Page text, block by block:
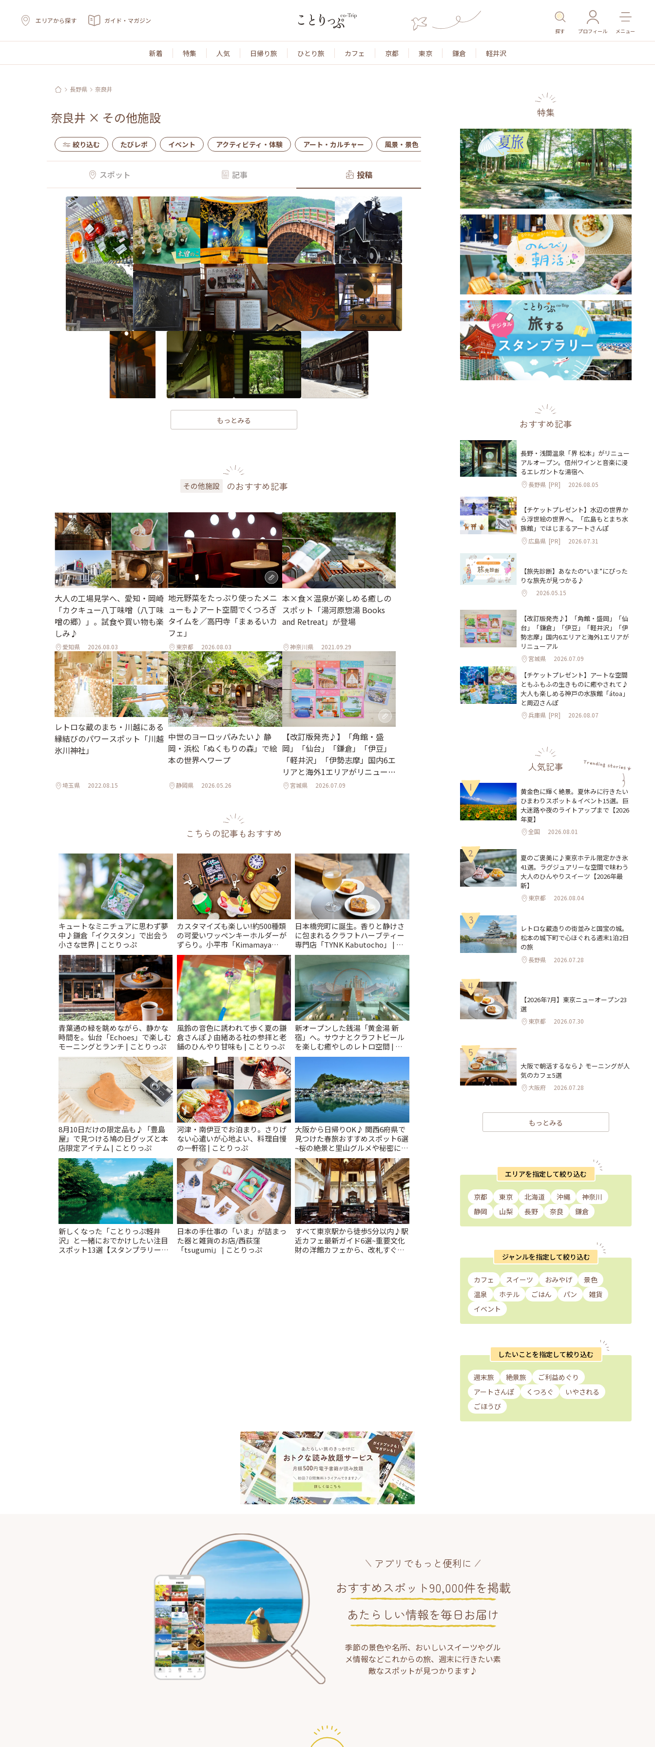
エリアから探す ガイド・マガジン
探す プロフィール メニュー
新着 特集 人気 日帰り旅 ひとり旅 カフェ 京都 東京 鎌倉 軽井沢
長野県 奈良井
奈良井 × その他施設
絞り込む たびレポ イベント アクティビティ・体験 アート・カルチャー 風景・景色 名所・旧跡 温泉・スパ その他施設 ごはん
スポット 記事 投稿
もっとみる
その他施設 のおすすめ記事
大人の工場見学へ、愛知・岡崎
「カクキュー八丁味噌（八丁味
噌の郷）」。試食や買い物も楽
しみ♪
愛知県 2026.08.03
地元野菜をたっぷり使ったメニ
ューも♪アート空間でくつろぎ
タイムを／高円寺「まぁるいカ
フェ」
東京都 2026.08.03
本×食×温泉が楽しめる癒しの
スポット「湯河原惣湯 Books
and Retreat」が登場
神奈川県 2021.09.29
レトロな蔵のまち・川越にある
縁結びのパワースポット「川越
氷川神社」
埼玉県 2022.08.15
中世のヨーロッパみたい♪ 静
岡・浜松「ぬくもりの森」で絵
本の世界へワープ
静岡県 2026.05.26
【改訂版発売♪】「角館・盛
岡」「仙台」「鎌倉」「伊豆」
「軽井沢」「伊勢志摩」国内6エ
リアと海外1エリアがリニューア
ル宮城県 2026.07.09
こちらの記事もおすすめ
キュートなミニチュアに思わず夢
中♪鎌倉「イクスタン」で出会う
小さな世界 | ことりっぷ
カスタマイズも楽しい!約500種類
の可愛いワッペンキーホルダーが
ずらり。小平市「Kimamaya
T&K」 | ことりっぷ
日本橋兜町に誕生。香りと静けさ
に包まれるクラフトハーブティー
専門店「TYNK Kabutocho」 | こ
とりっぷ
青葉通の緑を眺めながら、静かな
時間を。仙台「Echoes」で楽しむ
モーニングとランチ | ことりっぷ
風鈴の音色に誘われて歩く夏の鎌
倉さんぽ♪由緒ある社の参拝と老
舗のひんやり甘味も | ことりっぷ
新オープンした銭湯「黄金湯 新
宿」へ。サウナとクラフトビール
を楽しむ癒やしのレトロ空間 | こ
とりっぷ
8月10日だけの限定品も♪「豊島
屋」で見つける鳩の日グッズと本
店限定アイテム | ことりっぷ
河津・南伊豆でお泊まり。さりげ
ない心遣いが心地よい、料理自慢
の一軒宿 | ことりっぷ
大阪から日帰りOK♪ 関西6府県で
見つけた春旅おすすめスポット6選
~桜の絶景と里山グルメや秘密にし
たい穴場まで~ | ことりっぷ
新しくなった「ことりっぷ軽井
沢」と一緒におでかけしたい注目
スポット13選【スタンプラリー開
日本の手仕事の「いま」が詰まっ
た器と雑貨のお店/西荻窪
「tsugumi」 | ことりっぷ
すべて東京駅から徒歩5分以内♪駅
近カフェ最新ガイド6選~重要文化
財の洋館カフェから、改札すぐの
特集
おすすめ記事
長野・浅間温泉「界 松本」がリニュー
アルオープン。信州ワインと音楽に浸
るエレガントな湯宿へ
長野県 [PR] 2026.08.05
【チケットプレゼント】水辺の世界か
ら浮世絵の世界へ。「広島もとまち水
族館」ではじまるアートさんぽ
広島県 [PR] 2026.07.31
【旅先診断】あなたの“いま”にぴった
りな旅先が見つかる♪
2026.05.15
【改訂版発売♪】「角館・盛岡」「仙
台」「鎌倉」「伊豆」「軽井沢」「伊
勢志摩」国内6エリアと海外1エリアが
リニューアル
宮城県 2026.07.09
【チケットプレゼント】アートな空間
ともふもふの生きものに癒やされて♪
大人も楽しめる神戸の水族館「átoa」
と周辺さんぽ
兵庫県 [PR] 2026.08.07
人気記事
1
黄金色に輝く絶景。夏休みに行きたい
ひまわりスポット＆イベント15選。巨
大迷路や夜のライトアップまで【2026
年夏】
全国 2026.08.01
2
夏のご褒美に♪東京ホテル限定かき氷
41選。ラグジュアリーな空間で味わう
大人のひんやりスイーツ【2026年最
新】
東京都 2026.08.04
3
レトロな蔵造りの街並みと国宝の城。
松本の城下町で心ほぐれる週末1泊2日
の旅
長野県 2026.07.28
4
【2026年7月】東京ニューオープン23
選
東京都 2026.07.30
5
大阪で朝活するなら♪ モーニングが人
気のカフェ5選
大阪府 2026.07.28
もっとみる
エリアを指定して絞り込む
京都 東京 北海道 沖縄
神奈川
静岡
山梨 長野 奈良 鎌倉
ジャンルを指定して絞り込む
カフェ スイーツ おみやげ
景色
温泉
ホテル ごはん パン
雑貨
イベント
したいことを指定して絞り込む
週末旅 絶景旅
ご利益めぐり
アートさんぽ
くつろぐ
いやされる
ごほうび
アプリでもっと便利に
おすすめスポット90,000件を掲載
あたらしい情報を毎日お届け
季節の景色や名所、おいしいスイーツやグル
メ情報などこれからの旅、週末に行きたい素
敵なスポットが見つかります♪